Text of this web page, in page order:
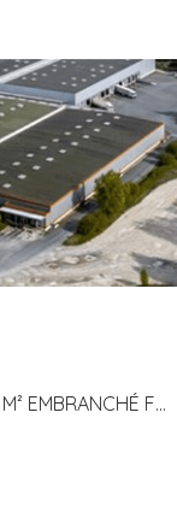
TRÈS GRAND SITE D'ACTIVITÉ DE 40 000 M² EMBRANCHÉ FER AU LARDIN SAINT LAZARE (24) PROCHE A89 À LOUER